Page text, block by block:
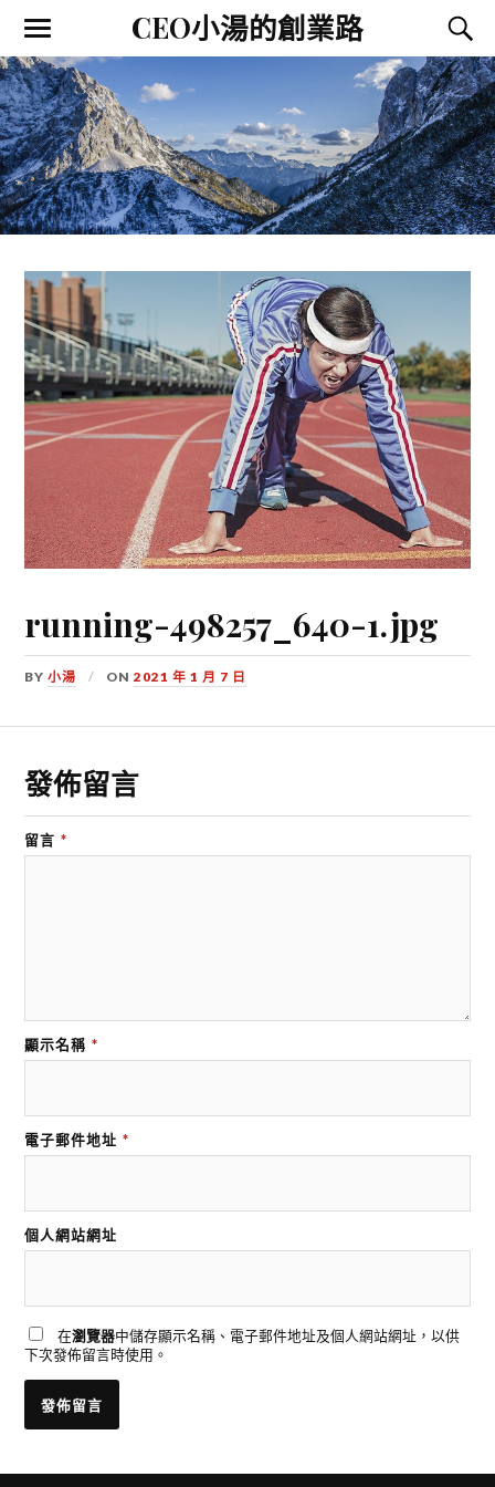
CEO小湯的創業路
running-498257_640-1.jpg
BY小湯 ON2021 年 1 月 7 日
發佈留言
留言 *
顯示名稱 *
電子郵件地址 *
個人網站網址
在瀏覽器中儲存顯示名稱、電子郵件地址及個人網站網址，以供
下次發佈留言時使用。